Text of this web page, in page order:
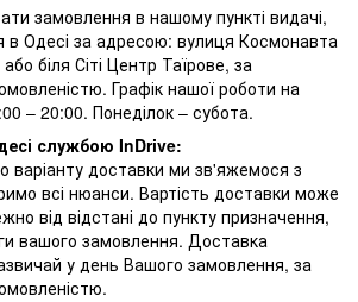
замовлення в нашому пункті видачі,
в Одесі за адресою: вулиця Космонавта
біля Сіті Центр Таїрове, за
Графік нашої роботи на
– 20:00. Понеділок – субота.
службою InDrive:
варіанту доставки ми зв'яжемося з
всі нюанси. Вартість доставки може
від відстані до пункту призначення,
вашого замовлення. Доставка
у день Вашого замовлення, за